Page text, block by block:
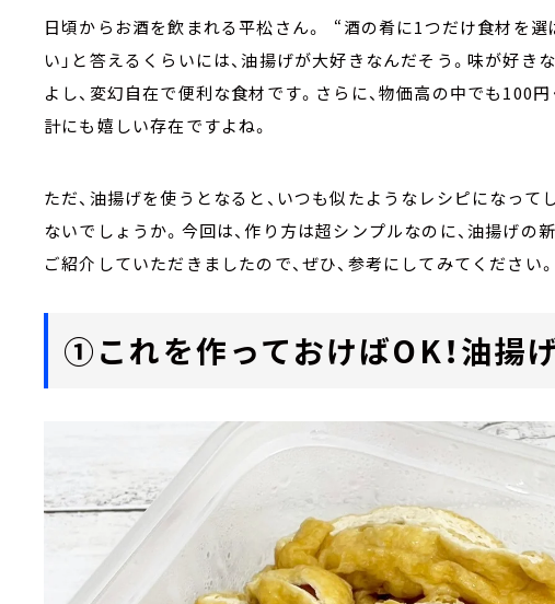
日頃からお酒を飲まれる平松さん。 “酒の肴に1つだけ食材を選
い」と答えるくらいには、油揚げが大好きなんだそう。味が好き
よし、変幻自在で便利な食材です。さらに、物価高の中でも100
計にも嬉しい存在ですよね。
ただ、油揚げを使うとなると、いつも似たようなレシピになっ
ないでしょうか。今回は、作り方は超シンプルなのに、油揚げ
ご紹介していただきましたので、ぜひ、参考にしてみてください。
①これを作っておけばOK！油揚